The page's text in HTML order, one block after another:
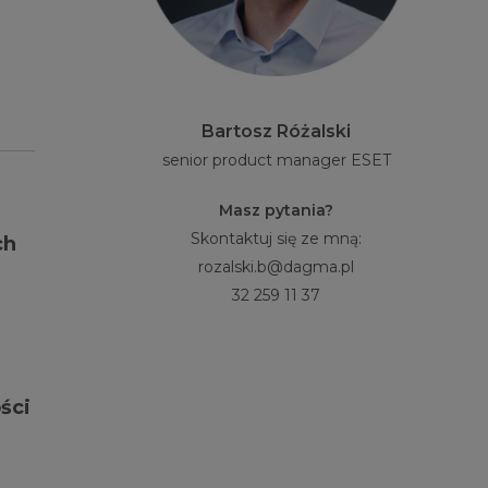
Bartosz Różalski
senior product manager ESET
Masz pytania?
Skontaktuj się ze mną:
rozalski.b@dagma.pl
32 259 11 37